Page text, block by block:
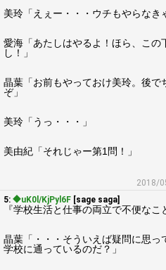
美玲「えぇー・・・ウチもやらなき
愛海「あたしはやるよ！ほら、この
し！」
晶葉「お前もやっておけ美玲。後で
ぞ」
美玲「うっ・・・」
美由紀「それじゃー第1問！」
2018/
5: ◆uK0l/KjPyl6F [sage saga]
『学校生活と仕事の両立で不便なこ
晶葉「・・・そういえば疑問に思
学校に通っているのだ？」